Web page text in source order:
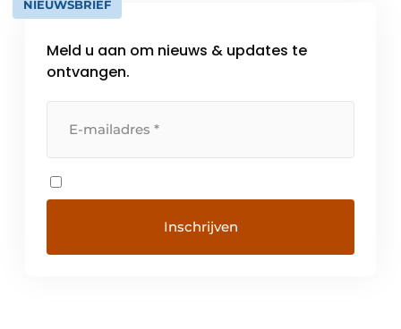
NIEUWSBRIEF
Meld u aan om nieuws & updates te
ontvangen.